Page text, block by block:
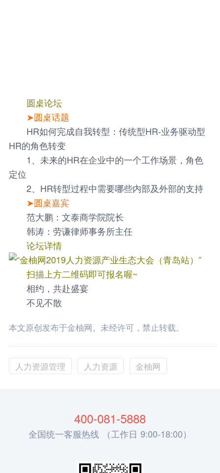
圆桌论坛
➤圆桌话题
HR如何完成自我转型：传统型HR-业务驱动型
HR的角色转变
1、未来的HR在企业中的一个工作场景，角色
定位
2、HR转型过程中需要哪些内部及外部的支持
➤圆桌嘉宾
范大鹏：文泰商学院院长
韩涛：劳谦律师事务所主任
论坛详情
扫描上方二维码即可报名喔~
相约，共赴盛宴
不见不散
本文原创发布于金柚网。未经许可，禁止转载。
人力资源管理 人力资源 金柚网
400-081-5888
全国统一客服热线 （工作日 9:00-18:00）